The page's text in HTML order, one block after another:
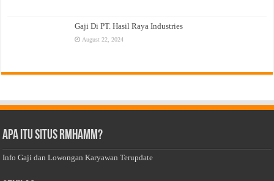
Gaji Di PT. Hasil Raya Industries
August 22, 2024
Apa Itu Situs Rmhamm?
Info Gaji dan Lowongan Karyawan Terupdate